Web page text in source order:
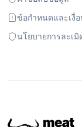
ข้อกำหนดและเงื่
นโยบายการละเมิ